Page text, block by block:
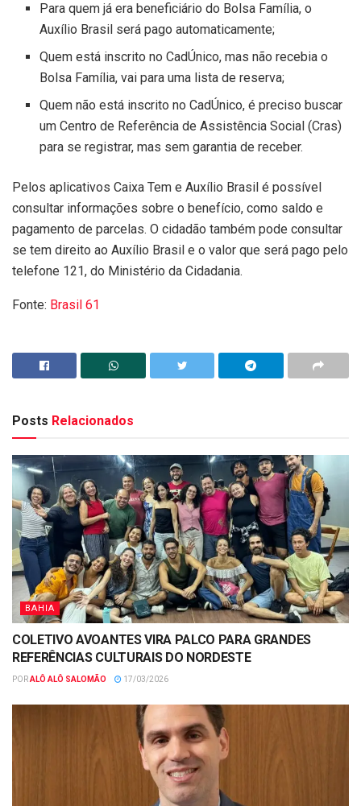
Para quem já era beneficiário do Bolsa Família, o
Auxílio Brasil será pago automaticamente;
Quem está inscrito no CadÚnico, mas não recebia o
Bolsa Família, vai para uma lista de reserva;
Quem não está inscrito no CadÚnico, é preciso buscar
um Centro de Referência de Assistência Social (Cras)
para se registrar, mas sem garantia de receber.
Pelos aplicativos Caixa Tem e Auxílio Brasil é possível
consultar informações sobre o benefício, como saldo e
pagamento de parcelas. O cidadão também pode consultar
se tem direito ao Auxílio Brasil e o valor que será pago pelo
telefone 121, do Ministério da Cidadania.
Fonte: Brasil 61
Posts Relacionados
BAHIA
COLETIVO AVOANTES VIRA PALCO PARA GRANDES
REFERÊNCIAS CULTURAIS DO NORDESTE
PORALÔ ALÔ SALOMÃO 17/03/2026